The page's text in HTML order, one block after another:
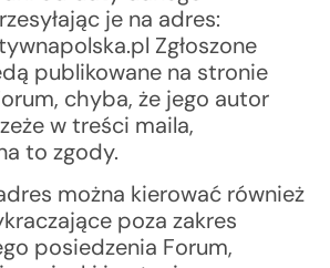
je na adres:
Zgłoszone
publikowane na stronie
chyba, że jego autor
w treści maila,
to zgody.
można kierować również
poza zakres
posiedzenia Forum,